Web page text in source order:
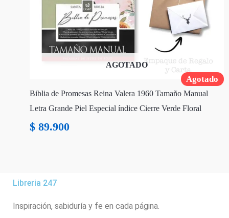
Agotado
AGOTADO
Biblia de Promesas Reina Valera 1960 Tamaño Manual
Letra Grande Piel Especial índice Cierre Verde Floral
$ 89.900
Libreria 247
Inspiración, sabiduría y fe en cada página.